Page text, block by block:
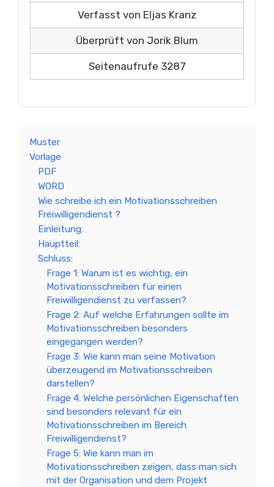
Verfasst von Eljas Kranz
Überprüft von Jorik Blum
Seitenaufrufe 3287
Muster
Vorlage
PDF
WORD
Wie schreibe ich ein Motivationsschreiben
Freiwilligendienst ?
Einleitung:
Hauptteil:
Schluss:
Frage 1: Warum ist es wichtig, ein
Motivationsschreiben für einen
Freiwilligendienst zu verfassen?
Frage 2: Auf welche Erfahrungen sollte im
Motivationsschreiben besonders
eingegangen werden?
Frage 3: Wie kann man seine Motivation
überzeugend im Motivationsschreiben
darstellen?
Frage 4: Welche persönlichen Eigenschaften
sind besonders relevant für ein
Motivationsschreiben im Bereich
Freiwilligendienst?
Frage 5: Wie kann man im
Motivationsschreiben zeigen, dass man sich
mit der Organisation und dem Projekt